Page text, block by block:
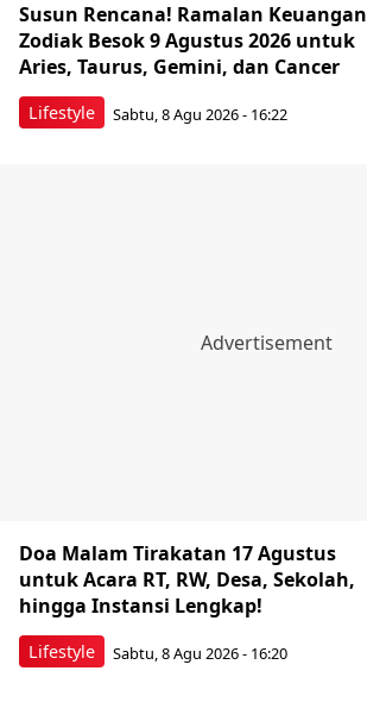
Lifestyle
Susun Rencana! Ramalan Keuangan
Zodiak Besok 9 Agustus 2026 untuk
Aries, Taurus, Gemini, dan Cancer
Sabtu, 8 Agu 2026 - 16:22
Lifestyle
Doa Malam Tirakatan 17 Agustus
untuk Acara RT, RW, Desa, Sekolah,
hingga Instansi Lengkap!
Sabtu, 8 Agu 2026 - 16:20